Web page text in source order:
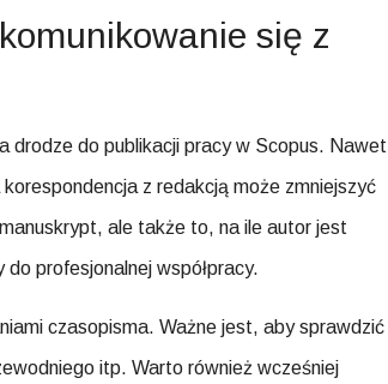
się z
drodze do publikacji pracy w Scopus. Nawet
z redakcją może zmniejszyć
ale także to, na ile autor jest
profesjonalnej współpracy.
czasopisma. Ważne jest, aby sprawdzić
itp. Warto również wcześniej